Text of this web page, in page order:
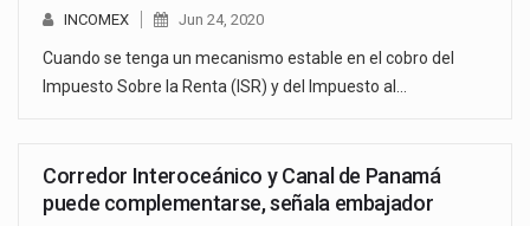
INCOMEX Jun 24, 2020
Cuando se tenga un mecanismo estable en el cobro del
Impuesto Sobre la Renta (ISR) y del Impuesto al…
Corredor Interoceánico y Canal de Panamá
puede complementarse, señala embajador